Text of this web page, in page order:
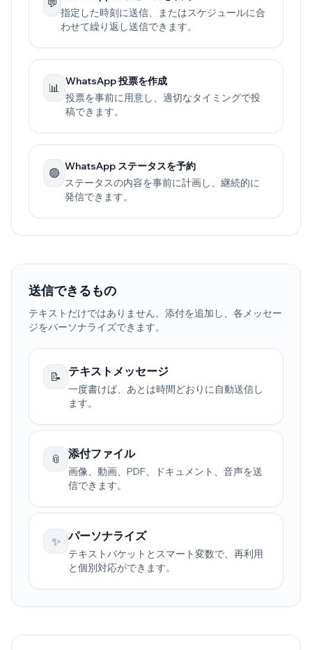
💬
指定した時刻に送信、またはスケジュールに合
わせて繰り返し送信できます。
📊 WhatsApp 投票を作成
投票を事前に用意し、適切なタイミングで投
稿できます。
🟢 WhatsApp ステータスを予約
ステータスの内容を事前に計画し、継続的に
発信できます。
送信できるもの
テキストだけではありません。添付を追加し、各メッセー
ジをパーソナライズできます。
📝 テキストメッセージ
一度書けば、あとは時間どおりに自動送信し
ます。
📎 添付ファイル
画像、動画、PDF、ドキュメント、音声を送
信できます。
✨ パーソナライズ
テキストバケットとスマート変数で、再利用
と個別対応ができます。